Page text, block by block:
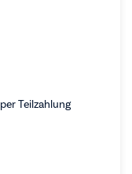
Teilzahlung